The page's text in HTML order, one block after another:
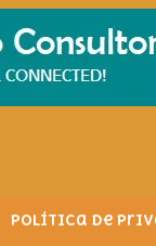
Política de